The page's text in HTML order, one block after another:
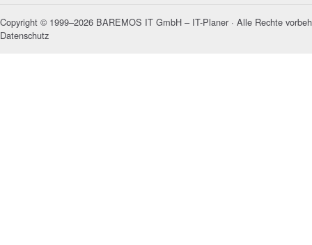
Copyright © 1999–2026 BAREMOS IT GmbH – IT-Planer · Alle Rechte
Datenschutz